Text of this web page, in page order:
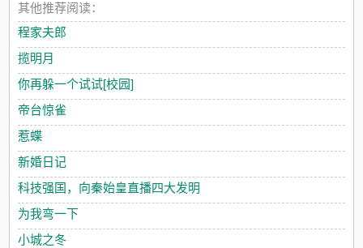
其他推荐阅读：
程家夫郎
揽明月
你再躲一个试试[校园]
帝台惊雀
惹蝶
新婚日记
科技强国，向秦始皇直播四大发明
为我弯一下
小城之冬